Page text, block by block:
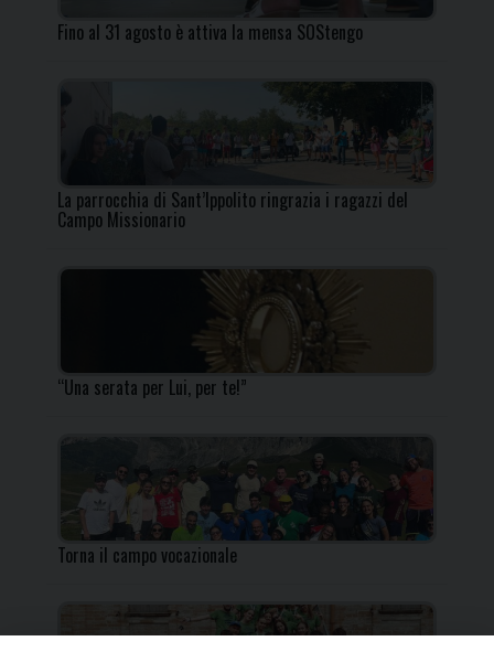
Fino al 31 agosto è attiva la mensa SOStengo
La parrocchia di Sant’Ippolito ringrazia i ragazzi del
Campo Missionario
“Una serata per Lui, per te!”
Torna il campo vocazionale